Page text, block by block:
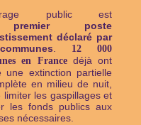
public est
premier
poste
déclaré par
. 12 000
en France déjà ont
une extinction partielle
en milieu de nuit,
limiter les gaspillages et
les fonds publics aux
nécessaires.